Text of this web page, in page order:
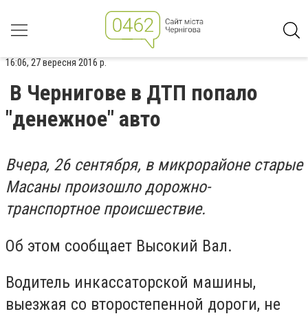
16:06, 27 вересня 2016 р.
В Чернигове в ДТП попало
"денежное" авто
Вчера, 26 сентября, в микрорайоне старые
Масаны произошло дорожно-
транспортное происшествие.
Об этом сообщает Высокий Вал.
Водитель инкассаторской машины,
выезжая со второстепенной дороги, не